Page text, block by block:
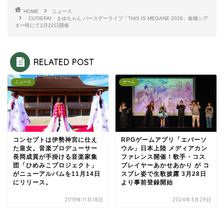
HOME
ニュース
CUTIEPAI・まゆちゃん バースデーライブ「THIS IS MEGANE 2026」板橋シア
ター咲にて2月22日開催
RELATED POST
ニュース
コンセプトは伊勢神宮に仕え
た皇女。音楽プロデューサー
長岡成貢が手掛ける音楽家集
団「ひめみこプロジェクト」
がニューアルバムを11月14日
にリリース。
2019年11月18日
ゲーム
RPGゲームアプリ「エバーソ
ウル」日本上陸 メディアカン
ファレンス開催！歌手・コス
プレイヤーあかせあかり が コ
スプレ姿で生歌披露 3月28日
より事前登録開始
2024年3月29日